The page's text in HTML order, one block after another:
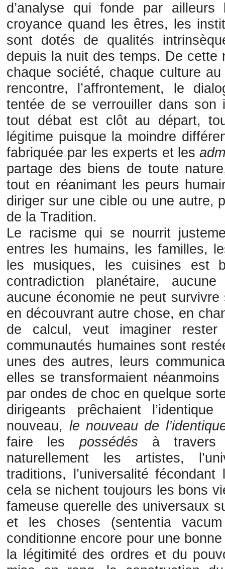
d’analyse qui fonde par
croyance quand les êtres, les
sont dotés de qualités
depuis la nuit des temps. De cette
chaque société, chaque culture
rencontre, l’affrontement, le
tentée de se verrouiller dans son
tout débat est clôt au départ,
légitime puisque la moindre
fabriquée par les experts et les
partage des biens de toute
tout en réanimant les peurs
diriger sur une cible ou une autre,
de la Tradition.
Le racisme qui se nourrit
entres les humains, les familles,
les musiques, les cuisines est
contradiction planétaire,
aucune économie ne peut survivre
en découvrant autre chose, en
de calcul, veut imaginer
communautés humaines sont
unes des autres, leurs
elles se transformaient
par ondes de choc en quelque
dirigeants prêchaient
nouveau, le nouveau de
faire les possédés à travers
naturellement les artistes,
traditions, l’universalité
cela se nichent toujours les bons
fameuse querelle des universaux
et les choses (sententia
conditionne encore pour une
la légitimité des ordres et du